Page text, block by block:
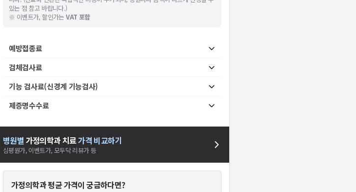
있는 점 참고 바랍니다.)
※ 이벤트가, 할인가는VAT 포함
예방접종료
검체검사료
기능 검사료(신경계 기능검사)
제증명수수료
병원별 가정의학과치료가격 비교하기
심평원가, 이벤트가, 모두닥 리뷰가 등
가정의학과평균 가격이 궁금하다면?